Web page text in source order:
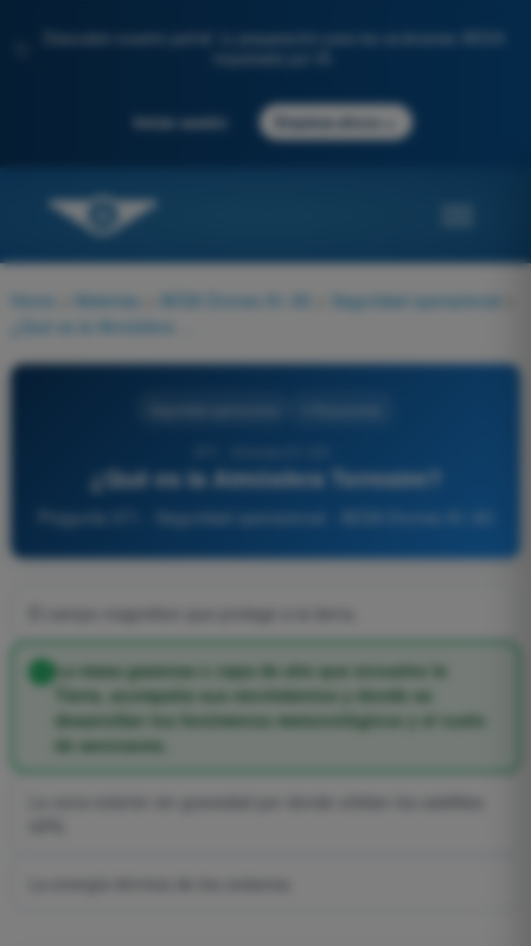
Descubre nuestro portal: tu preparación para los exámenes AESA
Iniciar sesión Empieza ahora
Home Materias AESA Drones A1-A3 Seguridad operacional
¿Qué es la Atmósfera Terrestre?
Pregunta 371 - Seguridad operacional - AESA Drones A1-A3
La masa gaseosa o capa de aire que envuelve la
Tierra, acompaña sus movimientos y donde se
desarrollan los fenómenos meteorológicos y el vuelo
de aeronaves.